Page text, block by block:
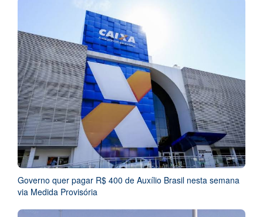
Governo quer pagar R$ 400 de Auxílio Brasil nesta semana
via Medida Provisória